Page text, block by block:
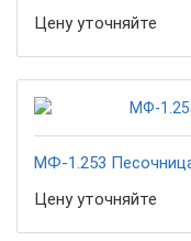
Цену уточняйте
МФ-1.253
Цену уточняйте